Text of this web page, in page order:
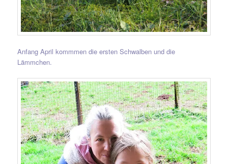
Anfang April kommmen die ersten Schwalben und die
Lämmchen.